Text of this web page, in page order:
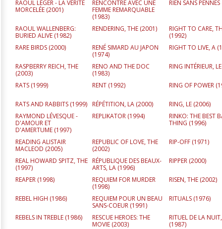
RAOUL LÉGER - LA VÉRITÉ
MORCELÉE (2001)
RENCONTRE AVEC UNE
FEMME REMARQUABLE
(1983)
RIEN SANS PENNES
RAOUL WALLENBERG:
BURIED ALIVE (1982)
RENDERING, THE (2001)
RIGHT TO CARE,
(1992)
RARE BIRDS (2000)
RENÉ SIMARD AU JAPON
(1974)
RIGHT TO LIVE, A (
RASPBERRY REICH, THE
(2003)
RENO AND THE DOC
(1983)
RING INTÉRIEUR,
RATS (1999) RENT (1992) RING OF POWER (
RATS AND RABBITS (1999) RÉPÉTITION, LA (2000) RING, LE (2006)
RAYMOND LÉVESQUE -
D'AMOUR ET
D'AMERTUME (1997)
REPLIKATOR (1994)
RINKO: THE BEST
THING (1996)
READING ALISTAIR
MACLEOD (2005)
REPUBLIC OF LOVE, THE
(2002)
RIP-OFF (1971)
REAL HOWARD SPITZ, THE
(1997)
RÉPUBLIQUE DES BEAUX-
ARTS, LA (1996)
RIPPER (2000)
REAPER (1998)
REQUIEM FOR MURDER
(1998)
RISEN, THE (2002)
REBEL HIGH (1986)
REQUIEM POUR UN BEAU
SANS-COEUR (1991)
RITUALS (1976)
REBELS IN TREBLE (1986)
RESCUE HEROES: THE
MOVIE (2003)
RITUEL DE LA
(1987)